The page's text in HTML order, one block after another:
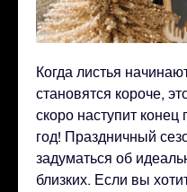
Когда листья
становятся короче,
скоро наступит
год! Праздничный
задуматься об
близких. Если вы